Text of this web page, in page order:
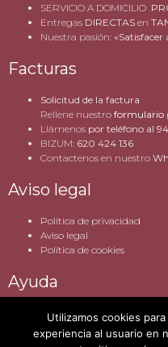
SERVICIO A DOMICILIO
Entregas DIRECTAS en
Nuestra pasión: «Satisfacer
Facturas
Solicitud de la factura
Rellene nuestro formulario
Llámenos por teléfono al
BIZUM: 620 424 136
Contactenos en nuestro
Aviso legal
Politica de privacidad
Aviso legal
Política de cookies
Ayuda
Resolvemos tus dudas
Contacta con nosotros
Utilizamos cookies
experiencia al usuario en